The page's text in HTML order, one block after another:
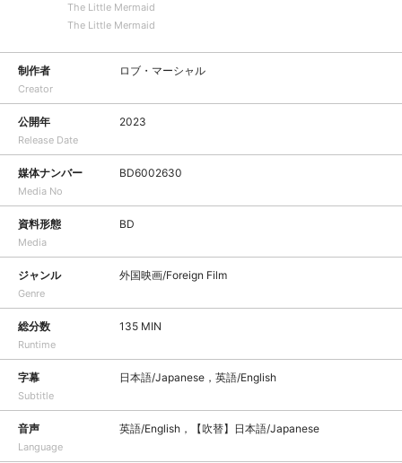
The Little Mermaid
The Little Mermaid
制作者
Creator
ロブ・マーシャル
公開年
Release Date
2023
媒体ナンバー
Media No
BD6002630
資料形態
Media
BD
ジャンル
Genre
外国映画/Foreign Film
総分数
Runtime
135 MIN
字幕
Subtitle
日本語/Japanese，英語/English
音声
Language
英語/English，【吹替】日本語/Japanese